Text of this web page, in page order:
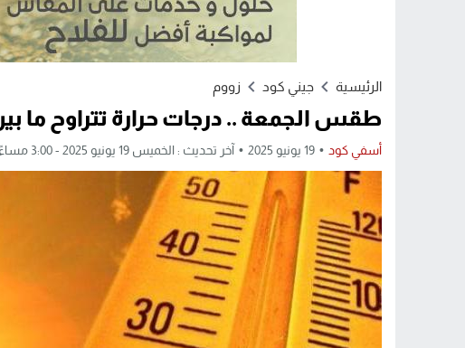
الرئيسية جيني كود زووم
طقس الجمعة .. درجات حرارة تتراوح ما بين 29 و 35
أسفي كود 19 يونيو 2025 آخر تحديث : الخميس 19 يونيو 2025 - 3:00 مساءً